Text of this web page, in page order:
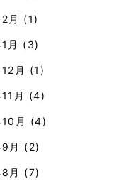
月 (1)
月 (3)
月 (1)
月 (4)
月 (4)
月 (2)
月 (7)